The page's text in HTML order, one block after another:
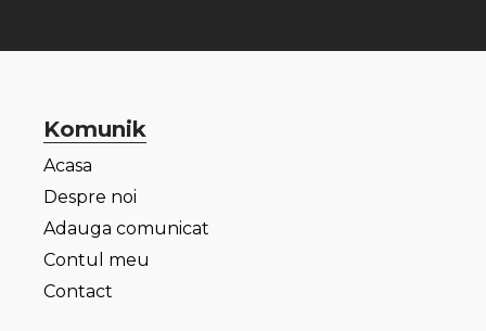
Komunik
Acasa
Despre noi
Adauga comunicat
Contul meu
Contact